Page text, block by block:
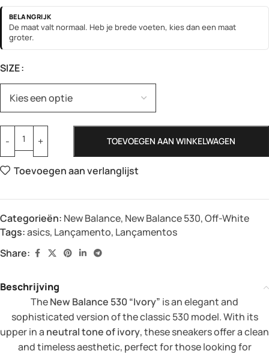
BELANGRIJK
De maat valt normaal. Heb je brede voeten, kies dan een maat
groter.
SIZE
TOEVOEGEN AAN WINKELWAGEN
Toevoegen aan verlanglijst
Categorieën: New Balance, New Balance 530,Off-White
Tags:asics, Lançamento, Lançamentos
Share:
Beschrijving
TheNew Balance 530 “Ivory” is an elegant and
sophisticated version of the classic 530 model. With its
upper in a neutral tone of ivory, these sneakers offer a clean
and timeless aesthetic, perfect for those looking for